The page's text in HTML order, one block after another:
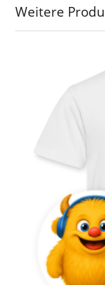
Weitere